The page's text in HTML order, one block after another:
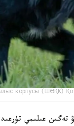
корпусы (ШӨҚК)